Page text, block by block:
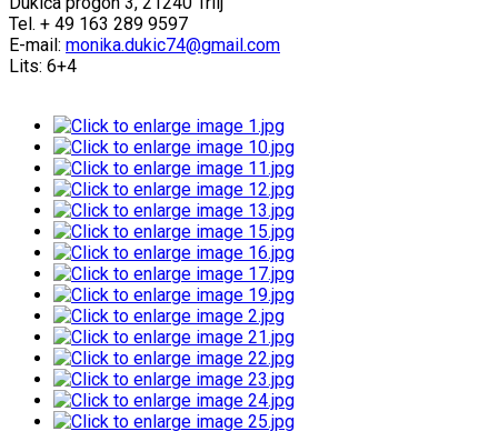
Tel. + 49 163 289 9597
E-mail: monika.dukic74@gmail.com
Lits: 6+4